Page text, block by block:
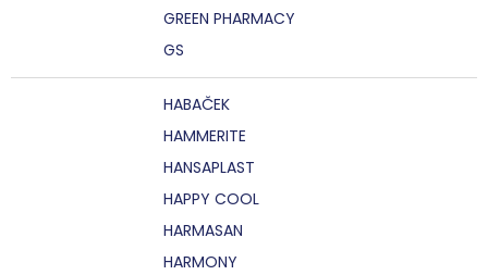
GREEN PHARMACY
GS
HABAČEK
HAMMERITE
HANSAPLAST
HAPPY COOL
HARMASAN
HARMONY